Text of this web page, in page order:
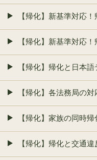
【帰化】新基準対応
【帰化】新基準対応
【帰化】帰化と日本語
【帰化】各法務局の
【帰化】家族の同時
【帰化】帰化と交通違